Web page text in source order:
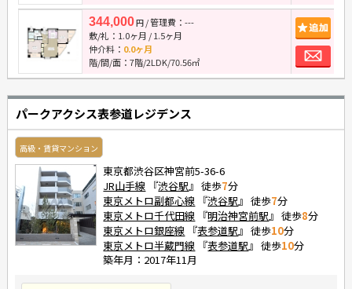
344,000円/ 管理費：---
敷/礼： 1.0ヶ月 /1.5ヶ月
仲介料： 0.0ヶ月
階/間/面：7階/2LDK/70.56㎡
追
お
パークアクシス表参道レジデンス
高級・賃貸マンション
東京都渋谷区神宮前5-36-6
JR山手線 『渋谷駅 』 徒歩7分
東京メトロ副都心線 『渋谷駅 』 徒歩7分
東京メトロ千代田線 『明治神宮前駅 』 徒歩8分
東京メトロ銀座線 『表参道駅 』 徒歩10分
東京メトロ半蔵門線 『表参道駅 』 徒歩10分
築年月：2017年11月